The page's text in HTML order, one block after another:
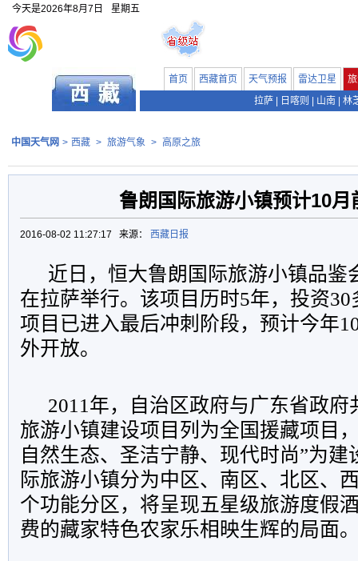
今天是2026年8月7日 星期五
首页 西藏首页 天气预报 雷达卫星
拉萨
日喀则 山南 林
中国天气网 > 西藏 > 旅游气象 > 高原之旅
鲁朗国际旅游小镇预计10月
2016-08-02 11:27:17 来源： 西藏日报
近日，恒大鲁朗国际旅游小镇品鉴
在拉萨举行。该项目历时5年，投资
项目已进入最后冲刺阶段，预计今年
外开放。
2011年，自治区政府与广东省政府
旅游小镇建设项目列为全国援藏项目
自然生态、圣洁宁静、现代时尚”为建
际旅游小镇分为中区、南区、北区、
个功能分区，将呈现五星级旅游度假
费的藏家特色农家乐相映生辉的局面